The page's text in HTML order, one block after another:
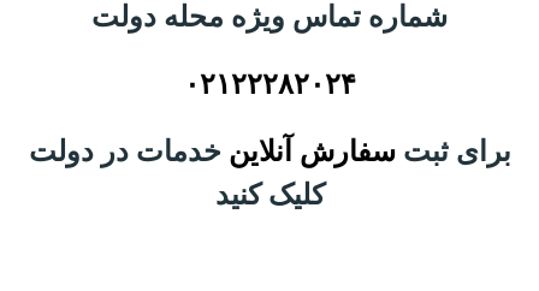
شماره تماس ویژه محله دولت
۰۲۱۲۲۲۸۲۰۲۴
برای ثبتسفارش آنلاین خدمات در دولت
کلیک کنید